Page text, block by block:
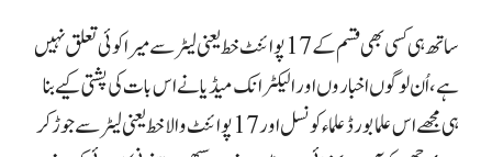
ساتھ ہی کسی بھی قسم کے 17 پوائنٹ خط یعنی لیٹر سے میرا کوئی تعلق نہیں
ہے، اُن لوگوں اخباروں اور الیکٹرانک میڈیا نے اس بات کی پشتی کیے بنا
ہی مجھے اس علما بورڈ علماء کونسل اور 17 پوائنٹ والا خط یعنی لیٹر سے جوڑ کر